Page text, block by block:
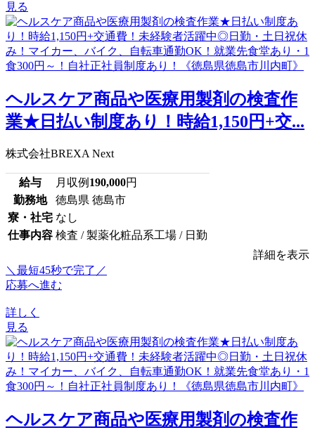
見る
ヘルスケア商品や医療用製剤の検査作
業★日払い制度あり！時給1,150円+交...
株式会社BREXA Next
給与 月収例 190,000円
勤務地
徳島県 徳島市
寮・社宅 なし
仕事内容 検査 / 製薬化粧品系工場 / 日勤
詳細を表示
＼最短45秒で完了／
応募へ進む
詳しく
見る
ヘルスケア商品や医療用製剤の検査作